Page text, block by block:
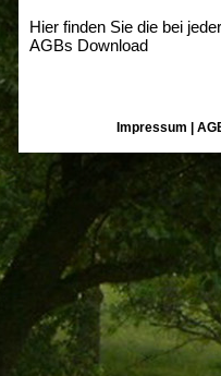
Hier finden Sie die bei
AGBs Download
Impressum